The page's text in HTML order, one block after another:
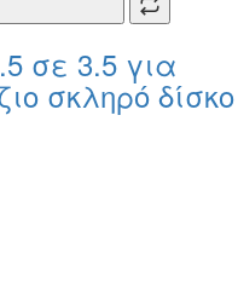
σε 3.5 για
σκληρό δίσκο